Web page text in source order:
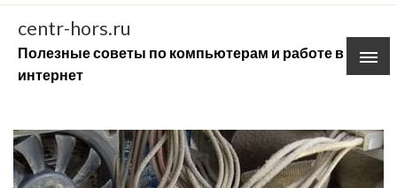
Skip
content
centr-hors.ru
Полезные советы по компьютерам и работе в
интернет